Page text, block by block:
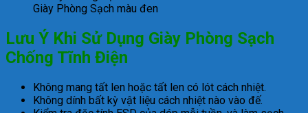
Giày Phòng Sạch màu đen
Lưu Ý Khi Sử Dụng Giày Phòng Sạch
Chống Tĩnh Điện
Không mang tất len ​​hoặc tất len ​​có lót cách nhiệt.
Không dính bất kỳ vật liệu cách nhiệt nào vào đế.